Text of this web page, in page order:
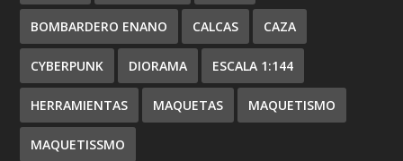
BOMBARDERO ENANO CALCAS CAZA
CYBERPUNK DIORAMA ESCALA 1:144
HERRAMIENTAS MAQUETAS MAQUETISMO
MAQUETISSMO